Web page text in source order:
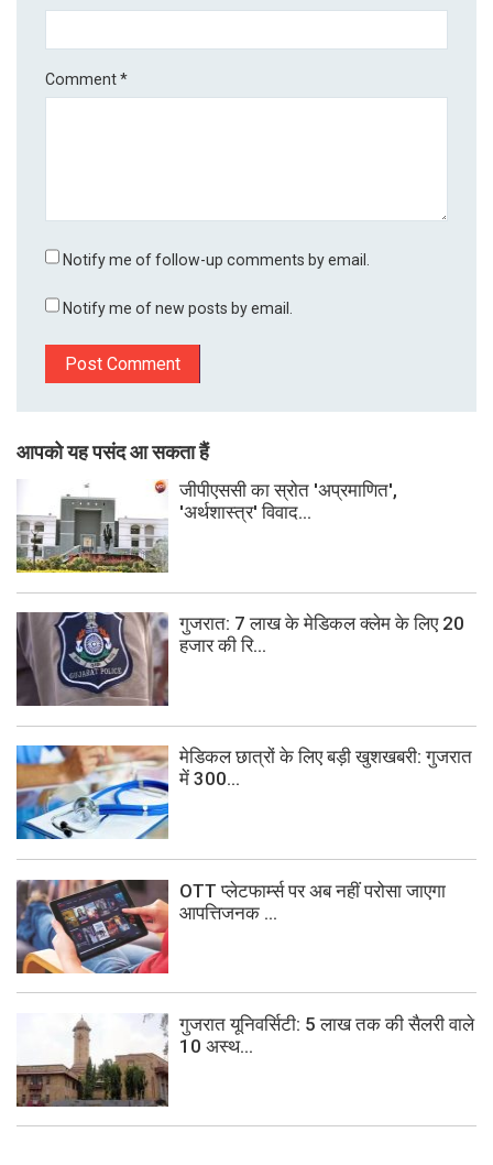
Comment*
Notify me of follow-up comments by email.
Notify me of new posts by email.
आपको यह पसंद आ सकता हैं
जीपीएससी का स्रोत 'अप्रमाणित',
'अर्थशास्त्र' विवाद...
गुजरात: 7 लाख के मेडिकल क्लेम के लिए 20
हजार की रि...
मेडिकल छात्रों के लिए बड़ी खुशखबरी: गुजरात
में 300...
OTT प्लेटफार्म्स पर अब नहीं परोसा जाएगा
आपत्तिजनक ...
गुजरात यूनिवर्सिटी: 5 लाख तक की सैलरी वाले
10 अस्थ...